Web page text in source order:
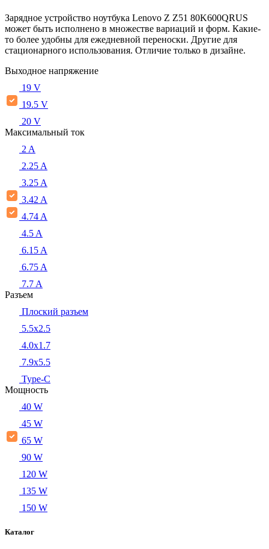
Зарядное устройство ноутбука Lenovo Z Z51 80K600QRUS
может быть исполнено в множестве вариаций и форм. Какие-
то более удобны для ежедневной переноски. Другие для
стационарного использования. Отличие только в дизайне.
Выходное напряжение
19 V
19.5 V
20 V
Максимальный ток
2 A
2.25 A
3.25 A
3.42 A
4.74 A
4.5 A
6.15 A
6.75 A
7.7 A
Разъем
Плоский разъем
5.5x2.5
4.0x1.7
7.9x5.5
Type-C
Мощность
40 W
45 W
65 W
90 W
120 W
135 W
150 W
Каталог